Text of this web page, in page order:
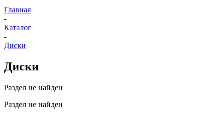
Главная
-
Каталог
-
Диски
Диски
Раздел не найден
Раздел не найден